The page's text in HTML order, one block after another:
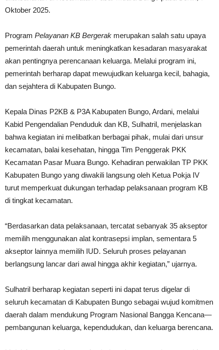
Oktober 2025.
Program Pelayanan KB Bergerak merupakan salah satu upaya
pemerintah daerah untuk meningkatkan kesadaran masyarakat
akan pentingnya perencanaan keluarga. Melalui program ini,
pemerintah berharap dapat mewujudkan keluarga kecil, bahagia,
dan sejahtera di Kabupaten Bungo.
Kepala Dinas P2KB & P3A Kabupaten Bungo, Ardani, melalui
Kabid Pengendalian Penduduk dan KB, Sulhatril, menjelaskan
bahwa kegiatan ini melibatkan berbagai pihak, mulai dari unsur
kecamatan, balai kesehatan, hingga Tim Penggerak PKK
Kecamatan Pasar Muara Bungo. Kehadiran perwakilan TP PKK
Kabupaten Bungo yang diwakili langsung oleh Ketua Pokja IV
turut memperkuat dukungan terhadap pelaksanaan program KB
di tingkat kecamatan.
“Berdasarkan data pelaksanaan, tercatat sebanyak 35 akseptor
memilih menggunakan alat kontrasepsi implan, sementara 5
akseptor lainnya memilih IUD. Seluruh proses pelayanan
berlangsung lancar dari awal hingga akhir kegiatan,” ujarnya.
Sulhatril berharap kegiatan seperti ini dapat terus digelar di
seluruh kecamatan di Kabupaten Bungo sebagai wujud komitmen
daerah dalam mendukung Program Nasional Bangga Kencana—
pembangunan keluarga, kependudukan, dan keluarga berencana.